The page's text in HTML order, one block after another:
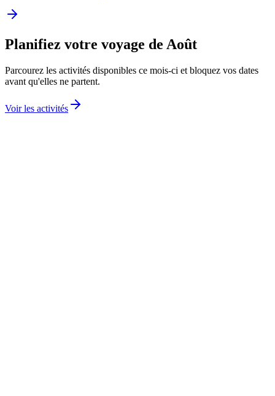
Planifiez votre voyage de Août
Parcourez les activités disponibles ce mois-ci et bloquez vos dates
avant qu'elles ne partent.
Voir les activités